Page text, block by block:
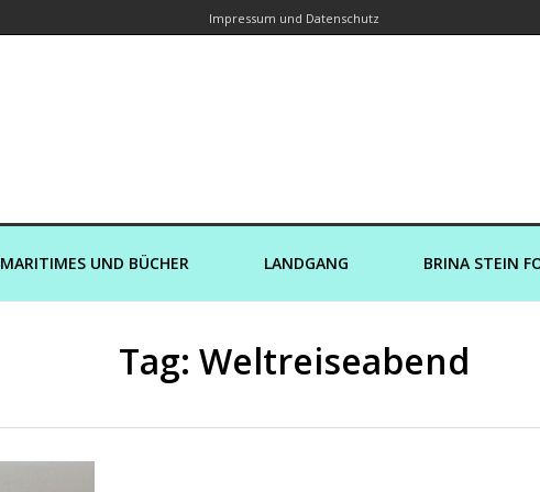
Impressum und Datenschutz
MARITIMES UND BÜCHER LANDGANG BRINA STEIN
Tag: Weltreiseabend